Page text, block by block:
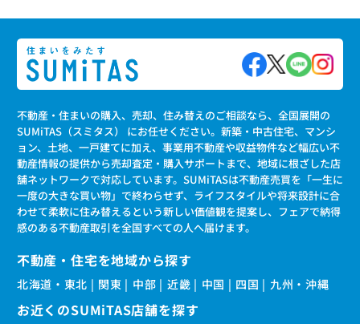
不動産・住まいの購入、売却、住み替えのご相談なら、全国展開の
SUMiTAS（スミタス） にお任せください。新築・中古住宅、マンシ
ョン、土地、一戸建てに加え、事業用不動産や収益物件など幅広い不
動産情報の提供から売却査定・購入サポートまで、地域に根ざした店
舗ネットワークで対応しています。SUMiTASは不動産売買を「一生に
一度の大きな買い物」で終わらせず、ライフスタイルや将来設計に合
わせて柔軟に住み替えるという新しい価値観を提案し、フェアで納得
感のある不動産取引を全国すべての人へ届けます。
不動産・住宅を地域から探す
北海道・東北 関東 中部 近畿 中国 四国 九州・沖縄
お近くのSUMiTAS店舗を探す